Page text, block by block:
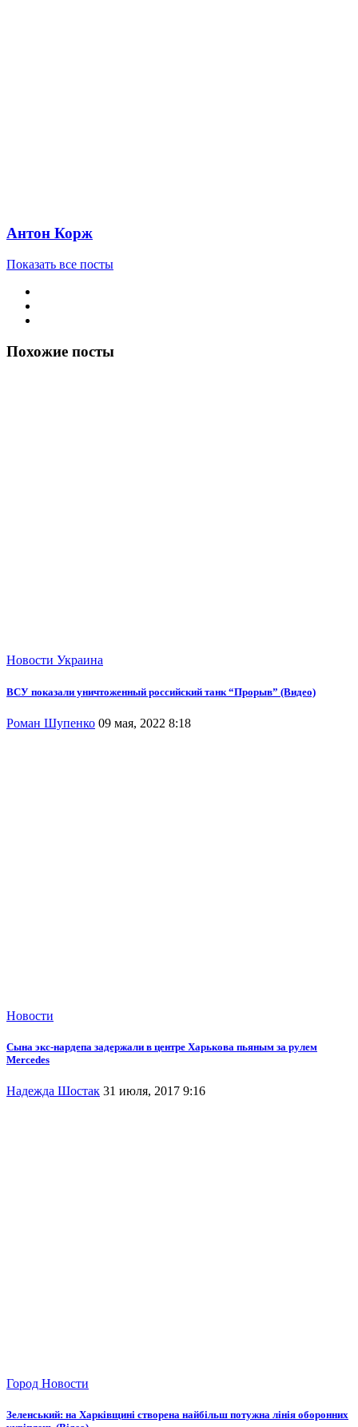
Антон Корж
Показать все посты
Похожие посты
Новости Украина
ВСУ показали уничтоженный российский танк “Прорыв” (Видео)
Роман Шупенко 09 мая, 2022 8:18
Новости
Сына экс-нардепа задержали в центре Харькова пьяным за рулем
Mercedes
Надежда Шостак 31 июля, 2017 9:16
Город Новости
Зеленський: на Харківщині створена найбільш потужна лінія оборонних